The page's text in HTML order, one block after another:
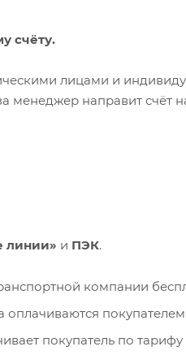
счёту.
лицами и
менеджер направит счёт
линии» и ПЭК.
компании
оплачиваются
покупатель по